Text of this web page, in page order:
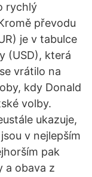
rychlý
převodu
je v tabulce
(USD), která
vrátilo na
kdy Donald
volby.
ukazuje,
v nejlepším
pak
a obava z